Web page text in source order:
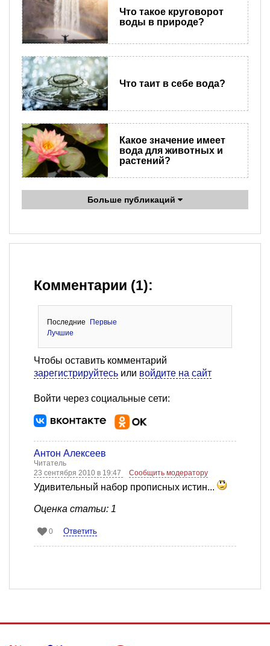
Что такое круговорот
воды в природе?
Что таит в себе вода?
Какое значение имеет
вода для животных и
растений?
Больше публикаций
Комментарии (1):
Последние
Первые
Лучшие
Чтобы оставить комментарий
зарегистрируйтесь или войдите на сайт
Войти через социальные сети:
Антон Алексеев
Читатель
23 сентября 2010 в 19:47
Сообщить модератору
Удивительный набор прописных истин...
Оценка статьи: 1
0 Ответить